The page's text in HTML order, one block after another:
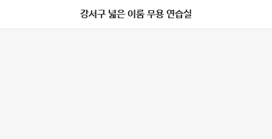
강서구 넓은 이룸 무용 연습실